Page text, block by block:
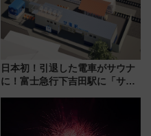
日本初！引退した電車がサウナ
に！富士急行下吉田駅に「サ電
業 行き交う電車の音や振動を
感じながら「ととのう」新感覚